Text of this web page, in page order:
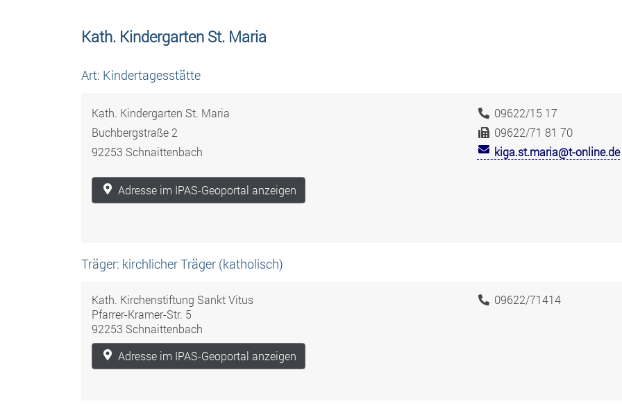
Kath. Kindergarten St. Maria
Art: Kindertagesstätte
Kath. Kindergarten St. Maria
Buchbergstraße 2
92253 Schnaittenbach
Adresse im IPAS-Geoportal anzeigen
09622/15 17
09622/71 81 70
kiga.st.maria@t-online.de
Träger: kirchlicher Träger (katholisch)
Kath. Kirchenstiftung Sankt Vitus
Pfarrer-Kramer-Str. 5
92253 Schnaittenbach
Adresse im IPAS-Geoportal anzeigen
09622/71414